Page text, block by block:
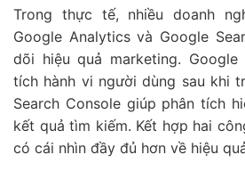
Trong thực tế, nhiều doanh
Google Analytics và Google
dõi hiệu quả marketing.
tích hành vi người dùng sau khi
Search Console giúp phân tích
kết quả tìm kiếm. Kết hợp hai
có cái nhìn đầy đủ hơn về hiệu